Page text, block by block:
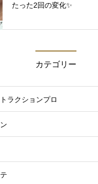
たった2回の変化✨
カテゴリー
ラクションプロ